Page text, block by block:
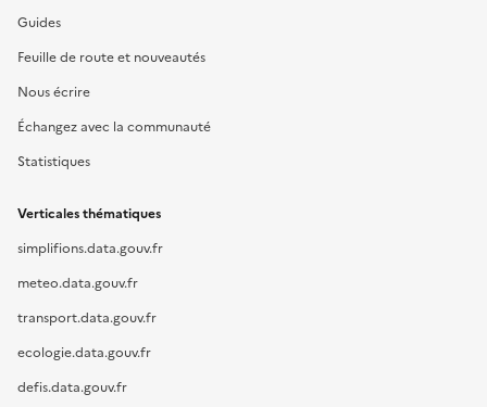
Guides
Feuille de route et nouveautés
Nous écrire
Échangez avec la communauté
Statistiques
Verticales thématiques
simplifions.data.gouv.fr
meteo.data.gouv.fr
transport.data.gouv.fr
ecologie.data.gouv.fr
defis.data.gouv.fr